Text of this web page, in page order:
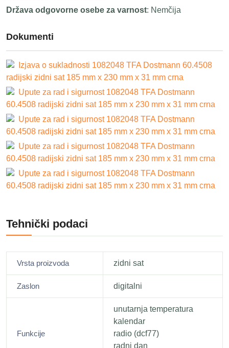
Država odgovorne osebe za varnost: Nemčija
Dokumenti
Izjava o sukladnosti 1082048 TFA Dostmann 60.4508
radijski zidni sat 185 mm x 230 mm x 31 mm crna
Upute za rad i sigurnost 1082048 TFA Dostmann
60.4508 radijski zidni sat 185 mm x 230 mm x 31 mm crna
Upute za rad i sigurnost 1082048 TFA Dostmann
60.4508 radijski zidni sat 185 mm x 230 mm x 31 mm crna
Upute za rad i sigurnost 1082048 TFA Dostmann
60.4508 radijski zidni sat 185 mm x 230 mm x 31 mm crna
Upute za rad i sigurnost 1082048 TFA Dostmann
60.4508 radijski zidni sat 185 mm x 230 mm x 31 mm crna
Tehnički podaci
Vrsta proizvoda zidni sat
Zaslon digitalni
Funkcije
unutarnja temperatura
kalendar
radio (dcf77)
radni dan